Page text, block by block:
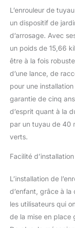
L’enrouleur de
un dispositif de
d’arrosage. Avec
un poids de 15,66
être à la fois
d’une lance, de
pour une
garantie de cinq
d’esprit quant à la
par un tuyau de 40
verts.
Facilité
L’installation de
d’enfant, grâce à
les utilisateurs qui
de la mise en place